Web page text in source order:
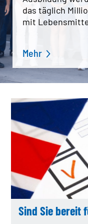
STANDORTFINDER
NETZWERK
Deutschland
Schweiz
Tschechien
Ungarn
NAGEL-GROUP
Verwaltungsrat
Board of Directors
Daten & Fakten
das täglich
mit
Mehr
Sind Sie bereit